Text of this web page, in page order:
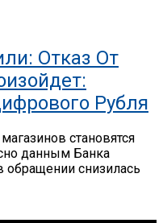
Отказ От
Рубля
становятся
данным Банка
снизилась